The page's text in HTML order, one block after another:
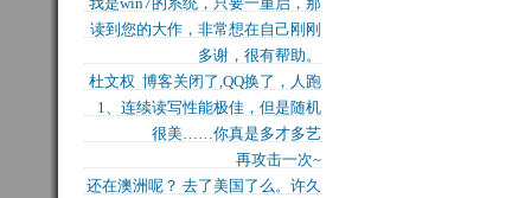
功还是失败，能让后来...
块MFT盘就无法...
读到您的大作，非常想在自己刚刚
买的固态硬盘上试试，...
多谢，很有帮助。
杜文权 博客关闭了,QQ换了，人跑
了 新的QQ...
1、连续读写性能极佳，但是随机
写入性能极差（这对于...
很美……你真是多才多艺
再攻击一次~
还在澳洲呢？ 去了美国了么。许久